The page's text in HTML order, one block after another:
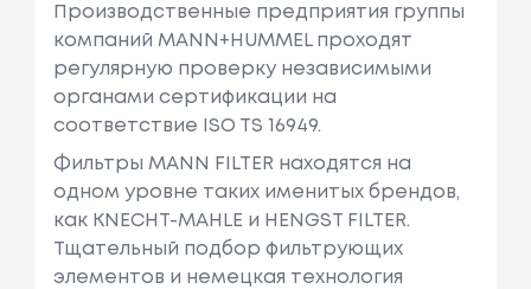
Производственные предприятия группы
компаний MANN+HUMMEL проходят
регулярную проверку независимыми
органами сертификации на
соответствие ISO TS 16949.
Фильтры MANN FILTER находятся на
одном уровне таких именитых брендов,
как KNECHT-MAHLE и HENGST FILTER.
Тщательный подбор фильтрующих
элементов и немецкая технология